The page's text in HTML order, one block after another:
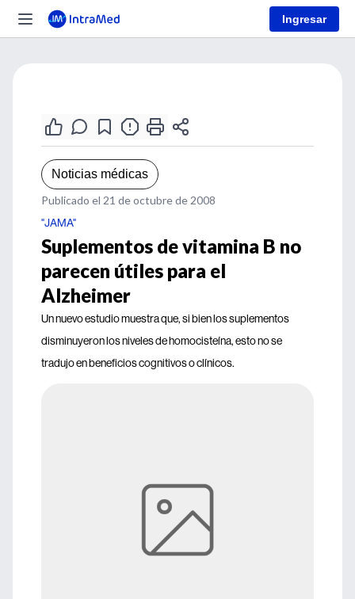
Ingresar
Noticias médicas
Publicado el 21 de octubre de 2008
"JAMA"
Suplementos de vitamina B no
parecen útiles para el
Alzheimer
Un nuevo estudio muestra que, si bien los suplementos
disminuyeron los niveles de homocisteína, esto no se
tradujo en beneficios cognitivos o clínicos.